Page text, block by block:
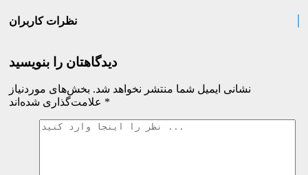
نظرات کاربران
دیدگاهتان را بنویسید
نشانی ایمیل شما منتشر نخواهد شد. بخش‌های موردنیاز
*